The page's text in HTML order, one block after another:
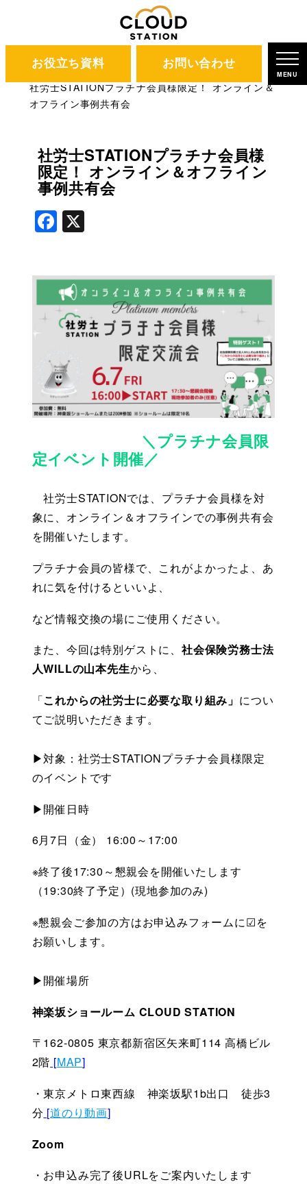
お役立ち資料 お問い合わせ
MENU
CLOUD STATION
ブログ
社労士STATIONプラチナ会員様限定！ オンライン＆
オフライン事例共有会
社労士STATIONプラチナ会員様
限定！ オンライン＆オフライン
事例共有会
Facebook
X
＼プラチナ会員限
定イベント開催／
社労士STATIONでは、プラチナ会員様を対
象に、オンライン＆オフラインでの事例共有会
を開催いたします。
プラチナ会員の皆様で、これがよかったよ、あ
れに気を付けるといいよ、
など情報交換の場にご使用ください。
また、今回は特別ゲストに、 社会保険労務士法
人WILLの山本先生から、
「これからの社労士に必要な取り組み」 につい
てご説明いただきます。
▶対象：社労士STATIONプラチナ会員様限定
のイベントです
▶開催日時
6月7日（金） 16:00～17:00
※終了後17:30～懇親会を開催いたします
（19:30終了予定）(現地参加のみ)
※懇親会ご参加の方はお申込みフォームに☑を
お願いします。
▶開催場所
神楽坂ショールーム CLOUD STATION
〒162-0805 東京都新宿区矢来町114 高橋ビル
2階 [MAP]
・東京メトロ東西線　神楽坂駅1b出口　徒歩3
分 [道のり動画]
Zoom
・お申込み完了後URLをご案内いたします